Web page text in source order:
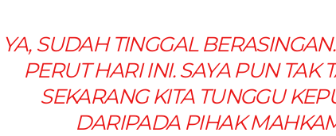
YA, SUDAH TINGGAL
PERUT HARI INI. SAYA PUN TAK
SEKARANG KITA TUNGGU
DARIPADA PIHAK